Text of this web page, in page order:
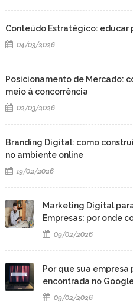
Conteúdo Estratégico: educar
04/03/2026
Posicionamento de Mercado:
meio à concorrência
02/03/2026
Branding Digital: como
no ambiente online
19/02/2026
Marketing Digital
Empresas: por onde
09/02/2026
Por que sua empresa
encontrada no
09/02/2026